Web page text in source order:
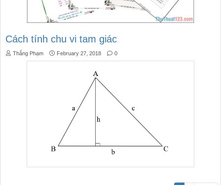
Cách tính chu vi tam giác
Thắng Phạm February 27, 2018 0